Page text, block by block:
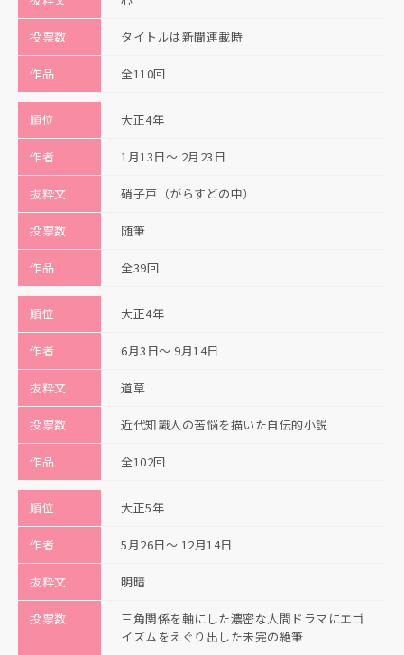
投票数 タイトルは新聞連載時
作品 全110回
順位 大正4年
作者 1月13日〜 2月23日
抜粋文 硝子戸（がらすどの中）
投票数 随筆
作品 全39回
順位 大正4年
作者 6月3日〜 9月14日
抜粋文 道草
投票数 近代知識人の苦悩を描いた自伝的小説
作品 全102回
順位 大正5年
作者 5月26日〜 12月14日
抜粋文 明暗
投票数
三角関係を軸にした濃密な人間ドラマにエゴ
イズムをえぐり出した未完の絶筆